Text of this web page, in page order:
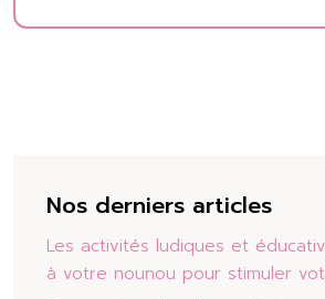
Nos derniers articles
Les activités ludiques et
à votre nounou pour stimuler